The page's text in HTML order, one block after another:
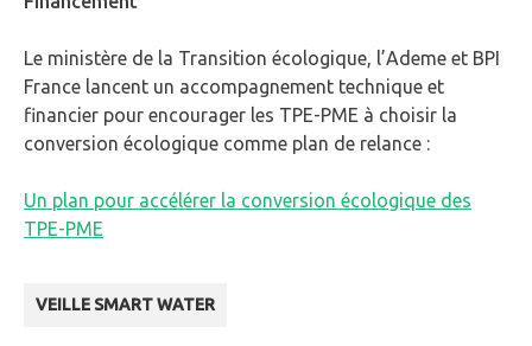
Le ministère de la Transition écologique, l’Ademe et BPI
France lancent un accompagnement technique et
financier pour encourager les TPE-PME à choisir la
conversion écologique comme plan de relance :
Un plan pour accélérer la conversion écologique des
TPE-PME
VEILLE SMART WATER